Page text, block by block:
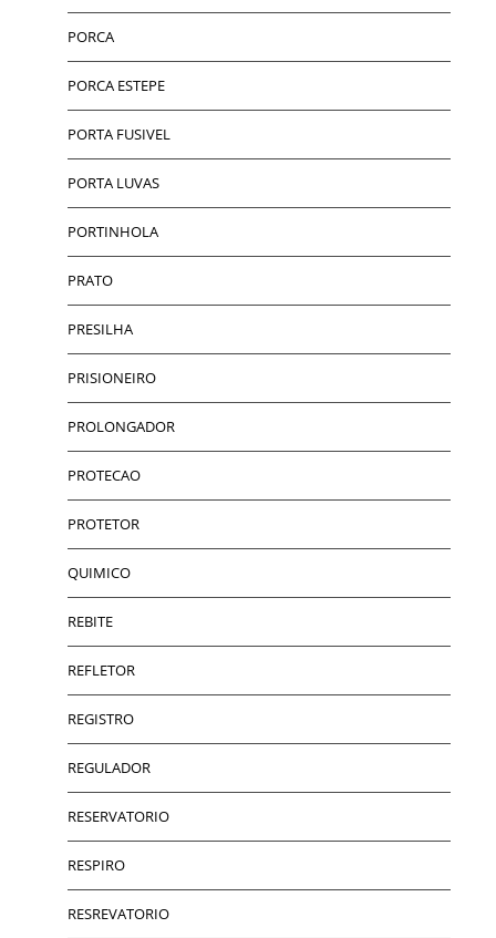
PORCA
PORCA ESTEPE
PORTA FUSIVEL
PORTA LUVAS
PORTINHOLA
PRATO
PRESILHA
PRISIONEIRO
PROLONGADOR
PROTECAO
PROTETOR
QUIMICO
REBITE
REFLETOR
REGISTRO
REGULADOR
RESERVATORIO
RESPIRO
RESREVATORIO